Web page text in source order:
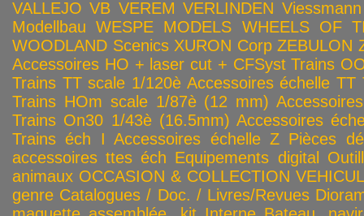
VALLEJO VB VEREM VERLINDEN Viessmann
Modellbau WESPE MODELS WHEELS OF
WOODLAND Scenics XURON Corp ZEBULON
Accessoires HO + laser cut + CFSyst Trains
Trains TT scale 1/120è Accessoires échelle TT
Trains HOm scale 1/87è (12 mm)
Trains On30 1/43è (16.5mm) Accessoires
Trains éch I Accessoires échelle Z Pièces
accessoires ttes éch Equipements digital
animaux OCCASION & COLLECTION
genre Catalogues / Doc. / Livres/Revues